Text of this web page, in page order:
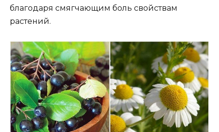
благодаря смягчающим боль свойствам
растений.